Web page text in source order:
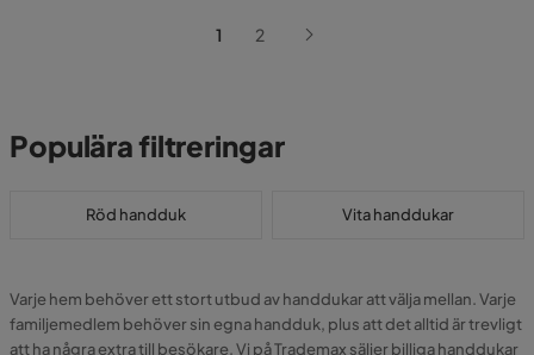
1 2
Populära filtreringar
Röd handduk Vita handdukar
Varje hem behöver ett stort utbud av handdukar att välja mellan. Varje
familjemedlem behöver sin egna handduk, plus att det alltid är trevligt
att ha några extra till besökare. Vi på Trademax säljer billiga handdukar